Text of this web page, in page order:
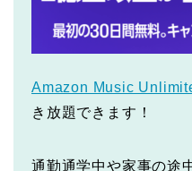
Amazon Music
き放題できます！
通勤通学中や家事の途